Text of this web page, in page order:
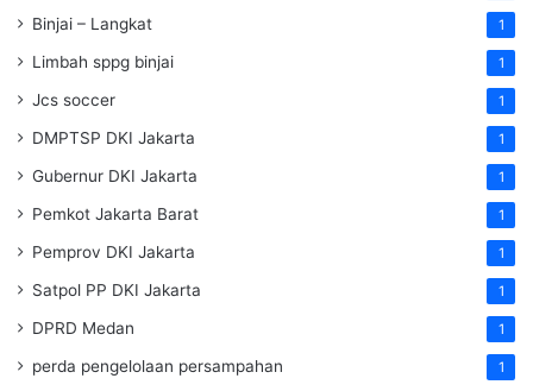
Binjai – Langkat 1
Limbah sppg binjai 1
Jcs soccer 1
DMPTSP DKI Jakarta 1
Gubernur DKI Jakarta 1
Pemkot Jakarta Barat 1
Pemprov DKI Jakarta 1
Satpol PP DKI Jakarta 1
DPRD Medan 1
perda pengelolaan persampahan 1